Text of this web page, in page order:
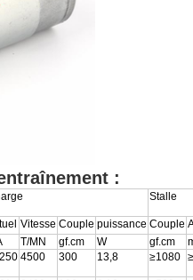
:
Stalle
Vitesse Couple puissance Couple
T/MN gf.cm W gf.cm
4500 300 13,8 ≥1080